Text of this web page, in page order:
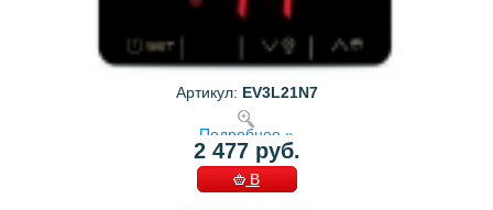
Артикул: EV3L21N7
Подробнее »
2 477 руб.
В